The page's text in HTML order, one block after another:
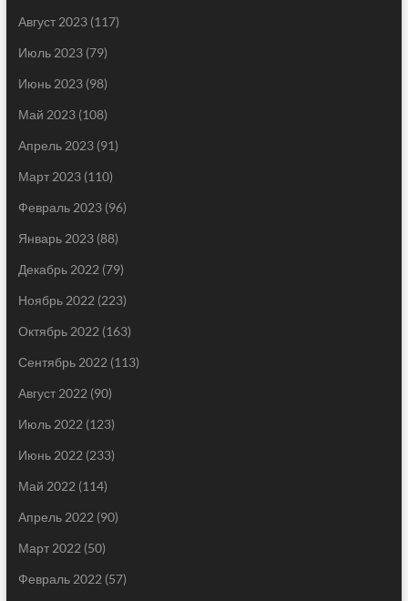
Август 2023(117)
Июль 2023(79)
Июнь 2023(98)
Май 2023(108)
Апрель 2023(91)
Март 2023(110)
Февраль 2023(96)
Январь 2023(88)
Декабрь 2022 (79)
Ноябрь 2022 (223)
Октябрь 2022 (163)
Сентябрь 2022 (113)
Август 2022 (90)
Июль 2022 (123)
Июнь 2022 (233)
Май 2022 (114)
Апрель 2022 (90)
Март 2022 (50)
Февраль 2022 (57)